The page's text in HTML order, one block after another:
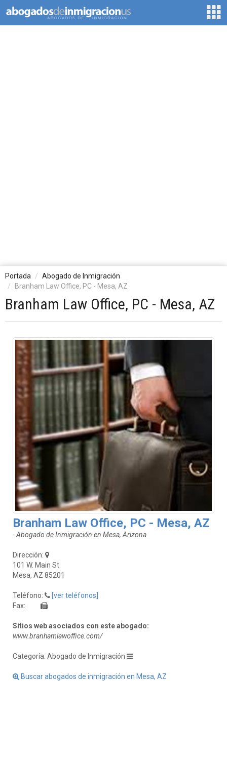
Portada
Abogado de Inmigración
Branham Law Office, PC - Mesa, AZ
Branham Law Office, PC - Mesa, AZ
Branham Law Office, PC - Mesa, AZ
- Abogado de Inmigración en Mesa, Arizona
Dirección:
101 W. Main St.
Mesa, AZ 85201
Teléfono:
[ver teléfonos]
Fax:
Sitios web asociados con este abogado:
www.branhamlawoffice.com/
Categoría: Abogado de Inmigración
Buscar abogados de inmigración en Mesa, AZ